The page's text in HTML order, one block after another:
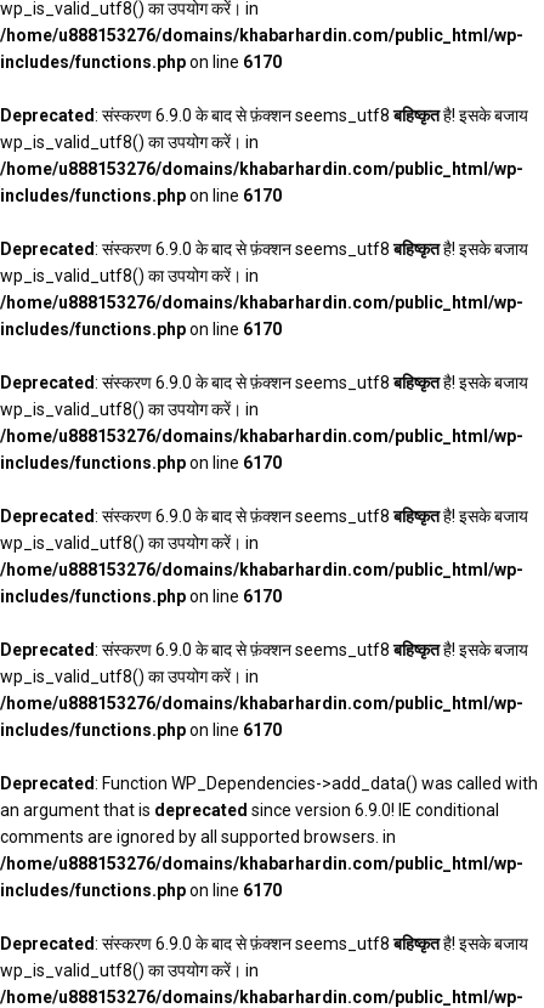
wp_is_valid_utf8() का उपयोग करें। in
/home/u888153276/domains/khabarhardin.com/public_html/wp-
includes/functions.phpon line 6170
Deprecated: संस्करण 6.9.0 के बाद से फ़ंक्शन seems_utf8बहिष्कृतहै! इसके बजाय
wp_is_valid_utf8() का उपयोग करें। in
/home/u888153276/domains/khabarhardin.com/public_html/wp-
includes/functions.phpon line 6170
Deprecated: संस्करण 6.9.0 के बाद से फ़ंक्शन seems_utf8बहिष्कृतहै! इसके बजाय
wp_is_valid_utf8() का उपयोग करें। in
/home/u888153276/domains/khabarhardin.com/public_html/wp-
includes/functions.phpon line 6170
Deprecated: संस्करण 6.9.0 के बाद से फ़ंक्शन seems_utf8बहिष्कृतहै! इसके बजाय
wp_is_valid_utf8() का उपयोग करें। in
/home/u888153276/domains/khabarhardin.com/public_html/wp-
includes/functions.phpon line 6170
Deprecated: संस्करण 6.9.0 के बाद से फ़ंक्शन seems_utf8बहिष्कृतहै! इसके बजाय
wp_is_valid_utf8() का उपयोग करें। in
/home/u888153276/domains/khabarhardin.com/public_html/wp-
includes/functions.phpon line 6170
Deprecated: संस्करण 6.9.0 के बाद से फ़ंक्शन seems_utf8बहिष्कृतहै! इसके बजाय
wp_is_valid_utf8() का उपयोग करें। in
/home/u888153276/domains/khabarhardin.com/public_html/wp-
includes/functions.phpon line 6170
Deprecated: Function WP_Dependencies->add_data() was called with
an argument that is deprecated since version 6.9.0! IE conditional
comments are ignored by all supported browsers. in
/home/u888153276/domains/khabarhardin.com/public_html/wp-
includes/functions.phpon line 6170
Deprecated: संस्करण 6.9.0 के बाद से फ़ंक्शन seems_utf8बहिष्कृतहै! इसके बजाय
wp_is_valid_utf8() का उपयोग करें। in
/home/u888153276/domains/khabarhardin.com/public_html/wp-